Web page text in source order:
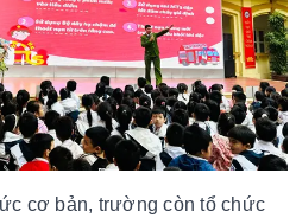
cơ bản, trường còn tổ chức